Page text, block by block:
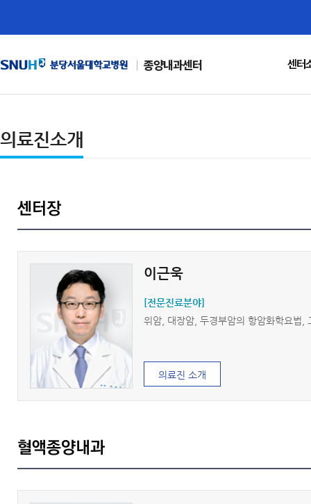
종양내과센터 센터
의료진소개
센터장
이근욱
[전문진료분야]
위암, 대장암, 두경부암의 항암화학요법,
의료진 소개
혈액종양내과